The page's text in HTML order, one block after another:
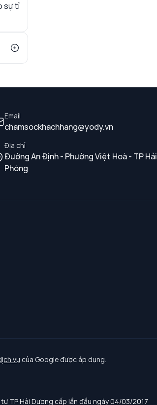
sự tỉ
Email
chamsockhachhang@yody.vn
Địa chỉ
Đường An Định - Phường Việt Hoà - TP Hải
Phòng
vụ của Google được áp dụng.
TP Hải Dương cấp lần đầu ngày 04/03/2017